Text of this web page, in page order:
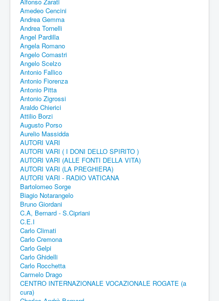
Amedeo Cencini
Andrea Gemma
Andrea Tornelli
Angel Pardilla
Angela Romano
Angelo Comastri
Angelo Scelzo
Antonio Fallico
Antonio Fiorenza
Antonio Pitta
Antonio Zigrossi
Araldo Chierici
Attilio Borzi
Augusto Porso
Aurelio Massidda
AUTORI VARI
AUTORI VARI ( I DONI DELLO SPIRITO )
AUTORI VARI (ALLE FONTI DELLA VITA)
AUTORI VARI (LA PREGHIERA)
AUTORI VARI - RADIO VATICANA
Bartolomeo Sorge
Biagio Notarangelo
Bruno Giordani
C.A, Bernard - S.Cipriani
C.E.I
Carlo Climati
Carlo Cremona
Carlo Gelpi
Carlo Ghidelli
Carlo Rocchetta
Carmelo Drago
CENTRO INTERNAZIONALE VOCAZIONALE ROGATE (a
cura)